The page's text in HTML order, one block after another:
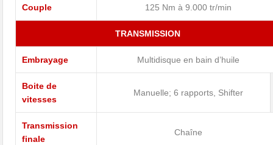
Couple 125 Nm à 9.000 tr/min
TRANSMISSION
Embrayage Multidisque en bain d’huile
Boite de
vitesses
Manuelle; 6 rapports, Shifter
Transmission
finale
Chaîne